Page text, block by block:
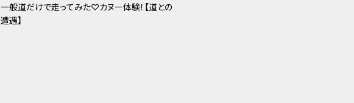
一般道だけで走ってみた♡カヌー体験！【道との
遭遇】